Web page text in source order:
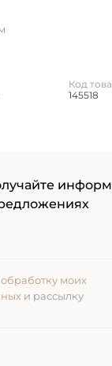
Код
145518
обработку моих
и рассылку